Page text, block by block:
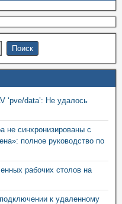
‘pve/data’: Не удалось
не синхронизированы с
полное руководство по
рабочих столов на
к удаленному